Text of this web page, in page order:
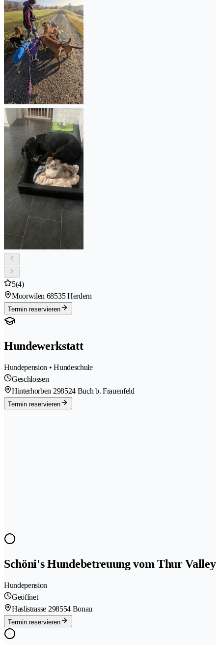
5(4)
Moorwilen 68535 Herdern
Termin reservieren
Hundewerkstatt
Hundepension • Hundeschule
Geschlossen
Hinterhorben 298524 Buch b. Frauenfeld
Termin reservieren
Schöni's Hundebetreuung vom Thur Valley
Hundepension
Geöffnet
Haslistrasse 298554 Bonau
Termin reservieren